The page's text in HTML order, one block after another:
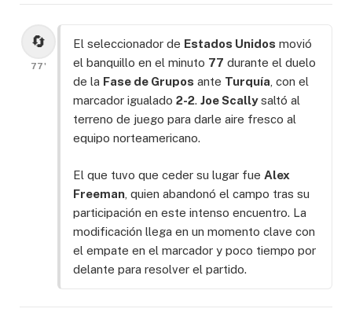
🔄
77'
El seleccionador de Estados Unidos movió
el banquillo en el minuto 77 durante el duelo
de la Fase de Grupos ante Turquía , con el
marcador igualado 2-2. Joe Scallysaltó al
terreno de juego para darle aire fresco al
equipo norteamericano.
El que tuvo que ceder su lugar fue Alex
Freeman , quien abandonó el campo tras su
participación en este intenso encuentro. La
modificación llega en un momento clave con
el empate en el marcador y poco tiempo por
delante para resolver el partido.